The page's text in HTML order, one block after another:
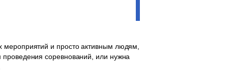
мероприятий и просто активным людям,
соревнований, или нужна